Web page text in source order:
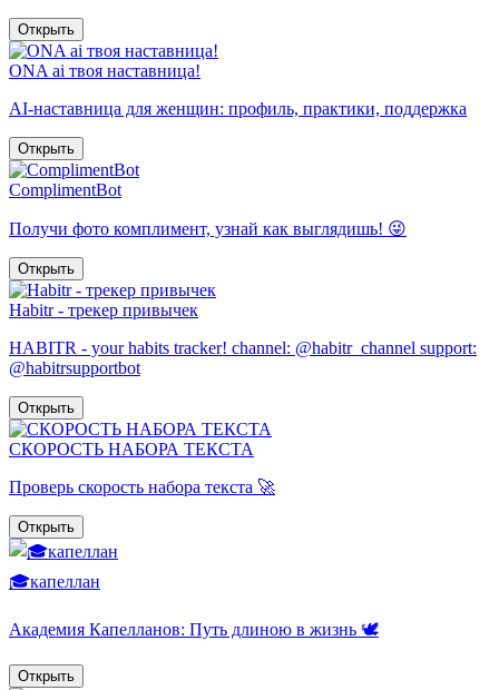
Открыть
ONA ai твоя наставница!
AI-наставница для женщин: профиль, практики, поддержка
Открыть
ComplimentBot
Получи фото комплимент, узнай как выглядишь! 😜
Открыть
Habitr - трекер привычек
HABITR - your habits tracker! channel: @habitr_channel support:
@habitrsupportbot
Открыть
СКОРОСТЬ НАБОРА ТЕКСТА
Проверь скорость набора текста 🚀
Открыть
🎓капеллан
Академия Капелланов: Путь длиною в жизнь 🕊️
Открыть